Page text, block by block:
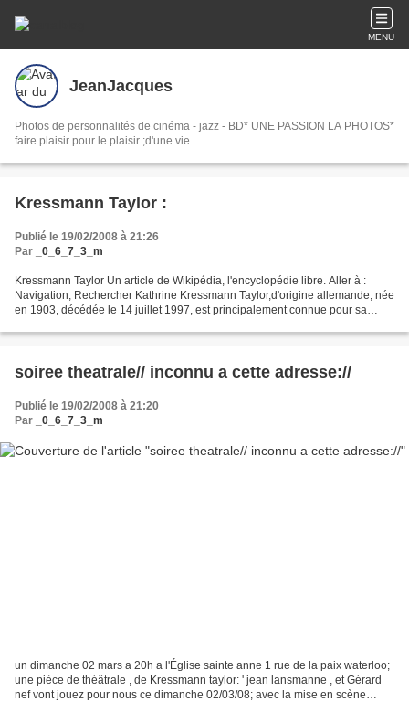
MENU
JeanJacques
Photos de personnalités de cinéma - jazz - BD* UNE PASSION LA PHOTOS*
faire plaisir pour le plaisir ;d'une vie
Kressmann Taylor :
Publié le 19/02/2008 à 21:26
Par
_0_6_7_3_m
Kressmann Taylor Un article de Wikipédia, l'encyclopédie libre. Aller à :
Navigation, Rechercher Kathrine Kressmann Taylor,d'origine allemande, née
en 1903, décédée le 14 juillet 1997, est principalement connue pour sa
soiree theatrale// inconnu a cette adresse://
Publié le 19/02/2008 à 21:20
Par
_0_6_7_3_m
un dimanche 02 mars a 20h a l'Église sainte anne 1 rue de la paix waterloo;
une pièce de théâtrale , de Kressmann taylor: ' jean lansmanne , et Gérard
nef vont jouez pour nous ce dimanche 02/03/08; avec la mise en scène